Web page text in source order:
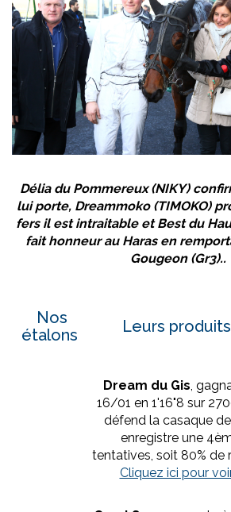
Délia du Pommereux(NIKY)
lui porte, Dreammoko(TIMOKO)
fers il est intraitable etBest du
fait honneur au Haras en
Gougeon (Gr3)..
Nos
étalons
Leurs
Dream du Gis ,
16/01 en 1'16"8 sur
défend la casaque
enregistre une
tentatives, soit 80% de
Cliquez ici pour